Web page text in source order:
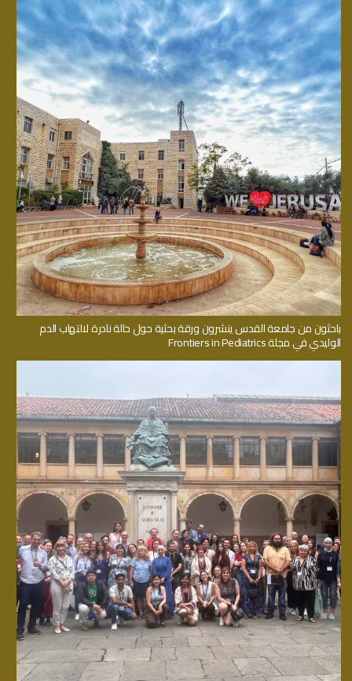
باحثون من جامعة القدس ينشرون ورقة بحثية حول حالة نادرة لالتهاب الدم
الوليدي في مجلة Frontiers in Pediatrics